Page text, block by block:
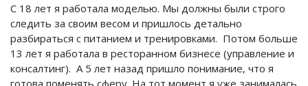
С 18 лет я работала моделью. Мы должны были строго
следить за своим весом и пришлось детально
разбираться с питанием и тренировками. Потом больше
13 лет я работала в ресторанном бизнесе (управление и
консалтинг). А 5 лет назад пришло понимание, что я
готова поменять сферу. На тот момент я уже занималась